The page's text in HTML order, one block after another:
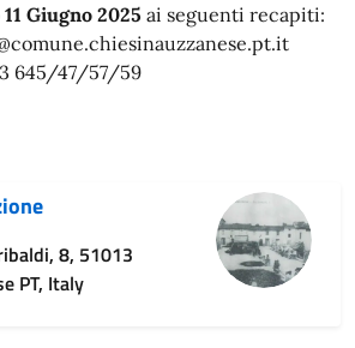
Giugno 2025 ai seguenti recapiti:
645/47/57/59
8, 51013
PT, Italy